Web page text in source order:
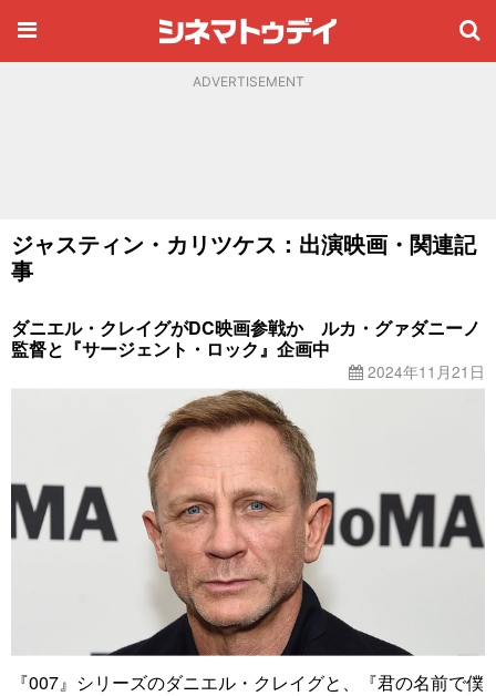
ADVERTISEMENT
ジャスティン・カリツケス：出演映画・関連記
事
ダニエル・クレイグがDC映画参戦か ルカ・グァダニーノ
監督と『サージェント・ロック』企画中
2024年11月21日
『007』シリーズのダニエル・クレイグと、『君の名前で僕